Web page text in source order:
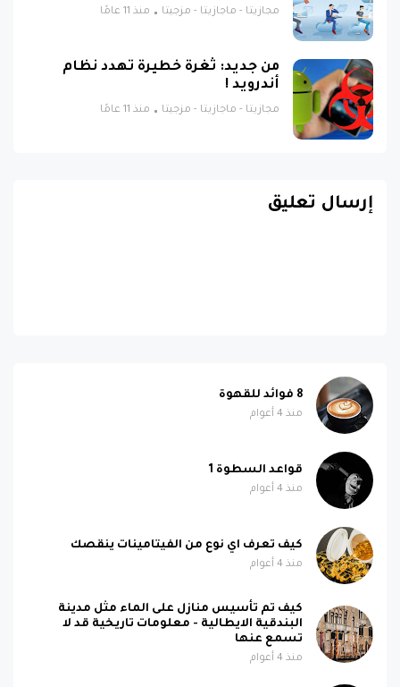
مجازيتا - ماجازيتا - مزجيتا منذ 11 عامًا
من جديد: ثغرة خطيرة تهدد نظام
أندرويد !
مجازيتا - ماجازيتا - مزجيتا منذ 11 عامًا
إرسال تعليق
8 فوائد للقهوة
منذ 4 أعوام
قواعد السطوة 1
منذ 4 أعوام
كيف تعرف اي نوع من الفيتامينات ينقصك
منذ 4 أعوام
كيف تم تأسيس منازل على الماء مثل مدينة
البندقية الايطالية - معلومات تاريخية قد لا
تسمع عنها
منذ 4 أعوام